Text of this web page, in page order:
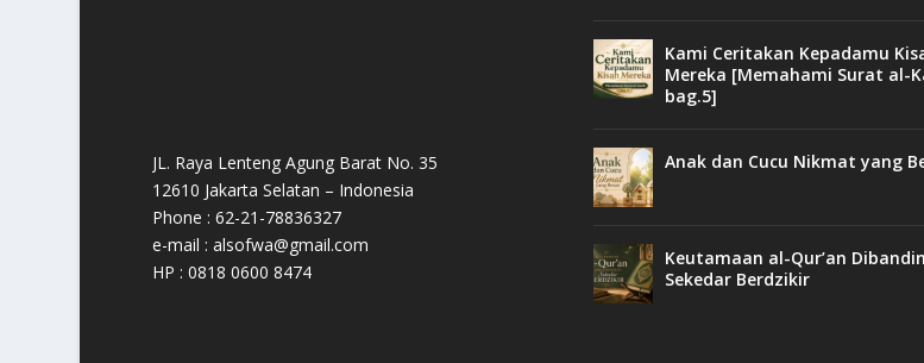
JL. Raya Lenteng Agung Barat No. 35
12610 Jakarta Selatan – Indonesia
Phone : 62-21-78836327
e-mail : alsofwa@gmail.com
HP : 0818 0600 8474
Kami Ceritakan Kepadamu
Mereka [Memahami Surat al-
bag.5]
Anak dan Cucu Nikmat yang
Keutamaan al-Qur’an
Sekedar Berdzikir